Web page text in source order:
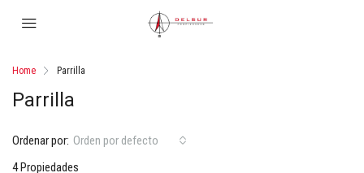
Home Parrilla
Parrilla
4 Propiedades
Ordenar por: Orden por defecto